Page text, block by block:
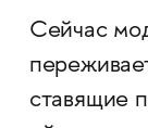
Сейчас
ставящие